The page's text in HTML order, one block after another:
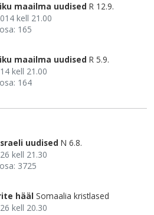
maailma uudised R 12.9.
kell 21.00
165
maailma uudised R 5.9.
kell 21.00
164
uudised N 6.8.
kell 21.30
3725
hääl Somaalia kristlased
kell 20.30